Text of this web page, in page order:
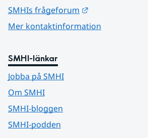
SMHIs frågeforum
Mer kontaktinformation
SMHI-länkar
Jobba på SMHI
Om SMHI
SMHI-bloggen
SMHI-podden